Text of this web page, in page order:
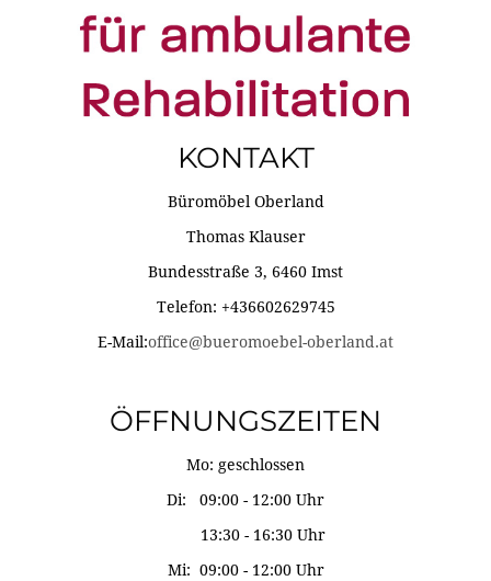
KONTAKT
Büromöbel Oberland
Thomas Klauser
Bundesstraße 3, 6460 Imst
Telefon: +436602629745
E-Mail:office@bueromoebel-oberland.at
ÖFFNUNGSZEITEN
Mo: geschlossen
Di: 09:00 - 12:00 Uhr
13:30 - 16:30 Uhr
Mi: 09:00 - 12:00 Uhr